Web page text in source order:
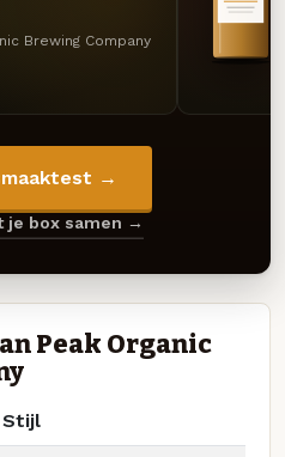
Brewing Company
→
je box samen →
Peak Organic
Stijl